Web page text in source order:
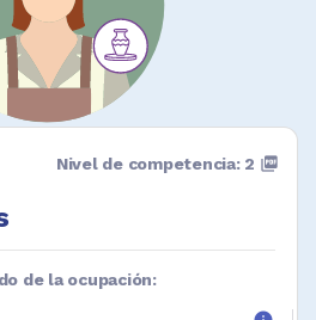
Nivel de competencia: 2 picture_as_pdf
de la ocupación: